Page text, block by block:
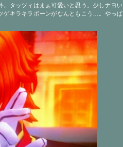
。タッツィはまぁ可愛いと思う。少しナヨい
ゲキラキラポーンがなんともこう…。やっぱ